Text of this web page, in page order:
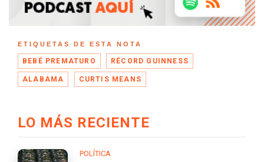
ETIQUETAS DE ESTA NOTA
BEBÉ PREMATURO RÉCORD GUINNESS
ALABAMA CURTIS MEANS
LO MÁS RECIENTE
POLÍTICA